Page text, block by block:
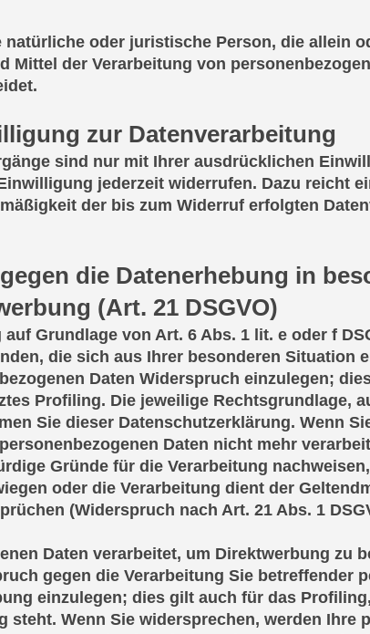
oder juristische Person, die allein
Mittel der Verarbeitung von
zur Datenverarbeitung
sind nur mit Ihrer ausdrücklichen
jederzeit widerrufen. Dazu reicht
der bis zum Widerruf erfolgten
die Datenerhebung in
(Art. 21 DSGVO)
Grundlage von Art. 6 Abs. 1 lit. e oder f
die sich aus Ihrer besonderen Situation
Daten Widerspruch einzulegen;
Profiling. Die jeweilige Rechtsgrundlage,
Sie dieser Datenschutzerklärung. Wenn
Daten nicht mehr
Gründe für die Verarbeitung
oder die Verarbeitung dient der
(Widerspruch nach Art. 21 Abs. 1
Daten verarbeitet, um Direktwerbung zu
gegen die Verarbeitung Sie betreffender
einzulegen; dies gilt auch für das
steht. Wenn Sie widersprechen, werden Ihre